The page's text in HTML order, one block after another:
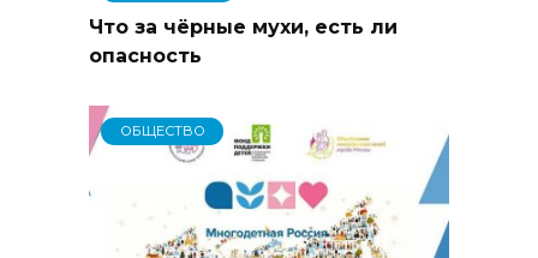
Что за чёрные мухи, есть ли
опасность
ОБЩЕСТВО